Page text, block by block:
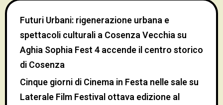
Futuri Urbani: rigenerazione urbana e
spettacoli culturali a Cosenza Vecchiasu
Aghia Sophia Fest 4 accende il centro storico
di Cosenza
Cinque giorni di Cinema in Festa nelle salesu
Laterale Film Festival ottava edizione al